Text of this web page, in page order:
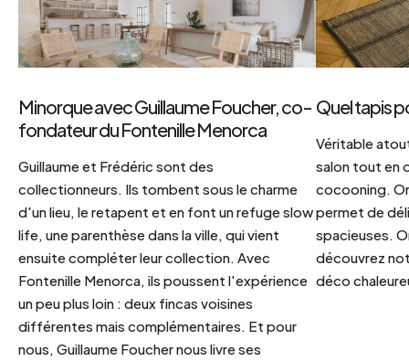
Minorque avec Guillaume Foucher, co-
fondateur du Fontenille Menorca
Guillaume et Frédéric sont des
collectionneurs. Ils tombent sous le charme
d'un lieu, le retapent et en font un refuge slow
life, une parenthèse dans la ville, qui vient
ensuite compléter leur collection. Avec
Fontenille Menorca, ils poussent l'expérience
un peu plus loin : deux fincas voisines
différentes mais complémentaires. Et pour
nous, Guillaume Foucher nous livre ses
Quel tapis
Véritable
salon tout en
cocooning.
permet de
spacieuses.
découvrez
déco